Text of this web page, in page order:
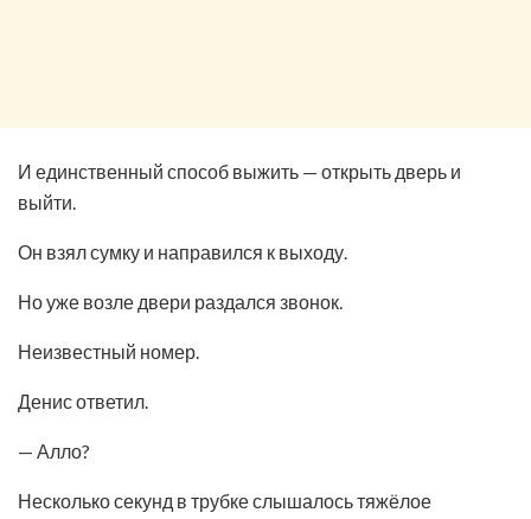
И единственный способ выжить — открыть дверь и
выйти.
Он взял сумку и направился к выходу.
Но уже возле двери раздался звонок.
Неизвестный номер.
Денис ответил.
— Алло?
Несколько секунд в трубке слышалось тяжёлое